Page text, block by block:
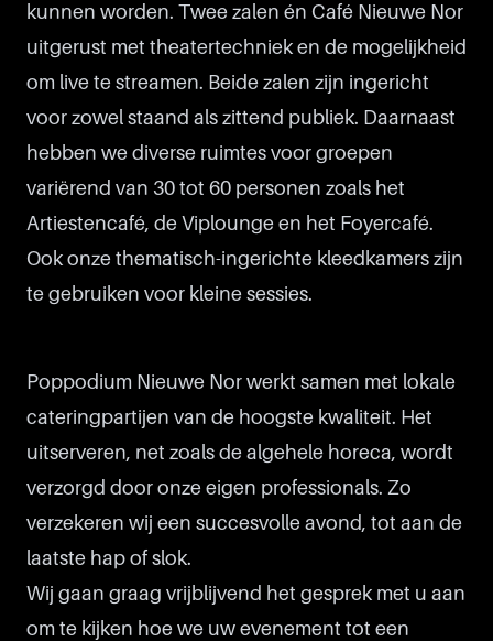
kunnen worden. Twee zalen én Café Nieuwe Nor
uitgerust met theatertechniek en de mogelijkheid
om live te streamen. Beide zalen zijn ingericht
voor zowel staand als zittend publiek. Daarnaast
hebben we diverse ruimtes voor groepen
variërend van 30 tot 60 personen zoals het
Artiestencafé, de Viplounge en het Foyercafé.
Ook onze thematisch-ingerichte kleedkamers zijn
te gebruiken voor kleine sessies.
Poppodium Nieuwe Nor werkt samen met lokale
cateringpartijen van de hoogste kwaliteit. Het
uitserveren, net zoals de algehele horeca, wordt
verzorgd door onze eigen professionals. Zo
verzekeren wij een succesvolle avond, tot aan de
laatste hap of slok.
Wij gaan graag vrijblijvend het gesprek met u aan
om te kijken hoe we uw evenement tot een